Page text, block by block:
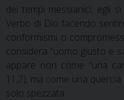
dei tempi messianici; egli
Verbo di Dio facendo
conformismi o
considera “uomo giusto e
appare non come “una
11,7), ma come una
solo spezzata.